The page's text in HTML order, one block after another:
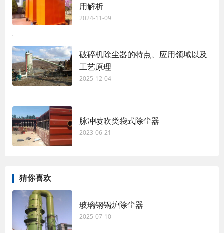
用解析
2024-11-09
破碎机除尘器的特点、应用领域以及
工艺原理
2025-12-04
脉冲喷吹类袋式除尘器
2023-06-21
猜你喜欢
玻璃钢锅炉除尘器
2025-07-10